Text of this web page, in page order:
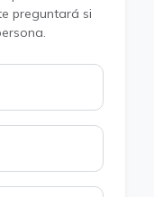
preguntará si